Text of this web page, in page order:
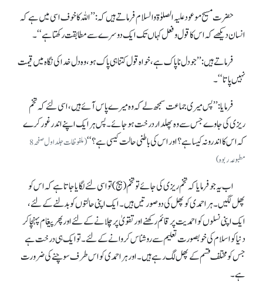
حضرت مسیح موعود علیہ الصلوٰۃ والسلام فرماتے ہیں کہ: ’’اللہ کا خوف اسی میں ہے کہ
انسان دیکھے کہ اس کا قول و فعل کہاں تک ایک دوسرے سے مطابقت رکھتا ہے‘‘۔
فرماتے ہیں: ’’جو دل ناپاک ہے، خواہ قول کتنا ہی پاک ہو، وہ دل خدا کی نگاہ میں قیمت
نہیں پاتا‘‘۔
فرمایا: ’’پس میری جماعت سمجھ لے کہ وہ میرے پاس آئے ہیں، اسی لئے کہ تخم
ریزی کی جاوے جس سے وہ پھلدار درخت ہو جائے۔ پس ہر ایک اپنے اندر غور کرے
کہ اس کا اندرونہ کیسا ہے؟ اور اس کی باطنی حالت کیسی ہے؟‘‘
(ملفوظات جلد اول صفحہ 8
مطبوعہ ربوہ)
اب یہ جو فرمایا کہ تخم ریزی کی جائے تو تخم (بیج) تو اسی لئے لگایا جاتا ہے کہ اس کو
پھل لگیں۔ ہر احمدی کو پھل کی دو صورتیں ہیں۔ ایک اپنی حالتوں کو بدلنے کے لئے،
ایک اپنی نسلوں کو احمدیت پر قائم رکھنے اور تقویٰ پر چلانے کے لئے اور پھر پیغام پہنچا کر
دنیا کو اسلام کی خوبصورت تعلیم سے روشناس کروانے کے لئے۔ تو ایک ہی درخت ہے
جس کو مختلف قسم کے پھل لگ رہے ہیں۔ اور ہر احمدی کو اس طرف سوچنے کی ضرورت
ہے۔